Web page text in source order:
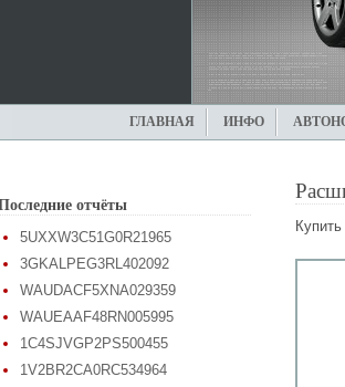
ГЛАВНАЯ ИНФО
отчёты
5UXXW3C51G0R21965
3GKALPEG3RL402092
WAUDACF5XNA029359
WAUEAAF48RN005995
1C4SJVGP2PS500455
1V2BR2CA0RC534964
Купить